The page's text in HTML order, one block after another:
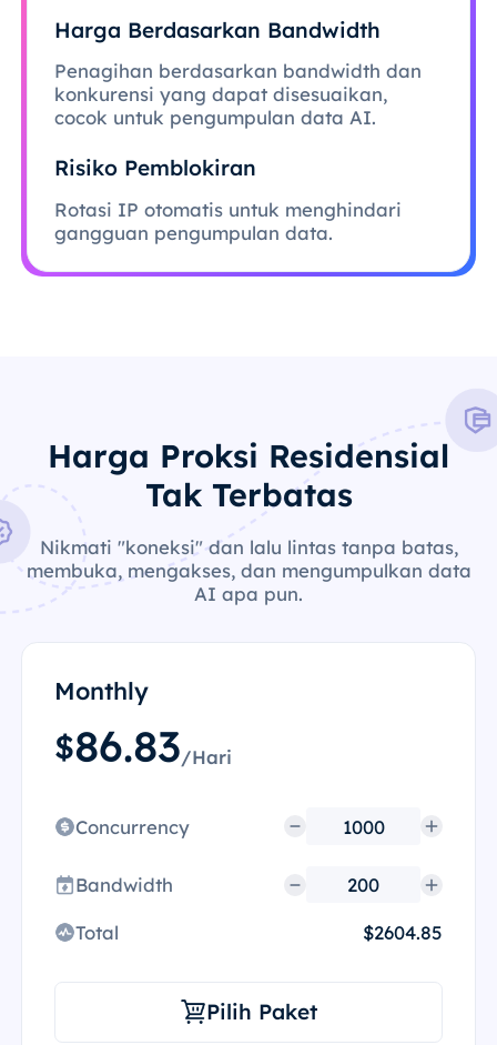
Harga Berdasarkan Bandwidth
Penagihan berdasarkan bandwidth dan
konkurensi yang dapat disesuaikan,
cocok untuk pengumpulan data AI.
Risiko Pemblokiran
Rotasi IP otomatis untuk menghindari
gangguan pengumpulan data.
Harga Proksi Residensial
Tak Terbatas
Nikmati "koneksi" dan lalu lintas tanpa batas,
membuka, mengakses, dan mengumpulkan data
AI apa pun.
Monthly
$86.83/Hari
Concurrency
Bandwidth
Total $2604.85
Pilih Paket